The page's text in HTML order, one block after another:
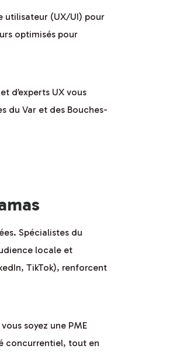
utilisateur (UX/UI) pour
optimisés pour
d’experts UX vous
du Var et des Bouches-
Spécialistes du
locale et
TikTok), renforcent
soyez une PME
concurrentiel, tout en